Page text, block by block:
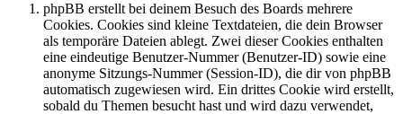
phpBB erstellt bei deinem Besuch des Boards mehrere
Cookies. Cookies sind kleine Textdateien, die dein Browser
als temporäre Dateien ablegt. Zwei dieser Cookies enthalten
eine eindeutige Benutzer-Nummer (Benutzer-ID) sowie eine
anonyme Sitzungs-Nummer (Session-ID), die dir von phpBB
automatisch zugewiesen wird. Ein drittes Cookie wird erstellt,
sobald du Themen besucht hast und wird dazu verwendet,